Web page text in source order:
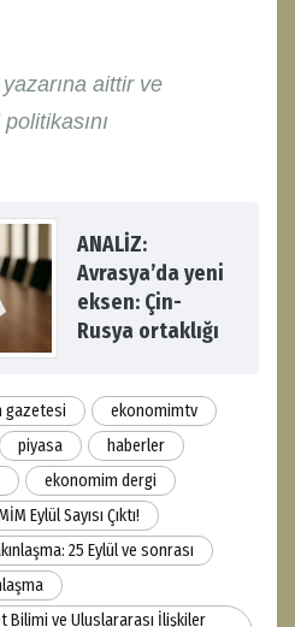
aittir ve
ANALİZ:
Avrasya’da yeni
eksen: Çin-
Rusya ortaklığı
gazetesi
ekonomimtv
piyasa
haberler
ekonomim dergi
Eylül Sayısı Çıktı!
25 Eylül ve sonrası
Bilimi ve Uluslararası İlişkiler